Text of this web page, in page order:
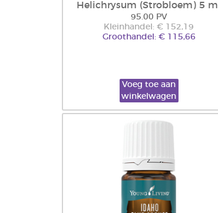
Helichrysum (Strobloem) 5 ml
95.00 PV
Kleinhandel: € 152,19
Groothandel: € 115,66
Voeg toe aan
winkelwagen